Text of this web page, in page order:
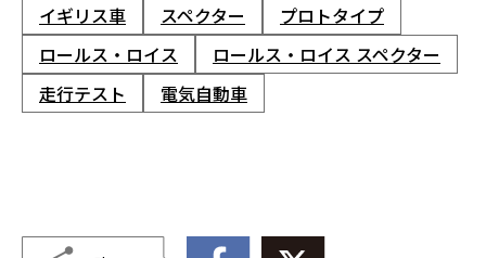
イギリス車
スペクター
プロトタイプ
ロールス・ロイス
ロールス・ロイス スペクター
走行テスト
電気自動車